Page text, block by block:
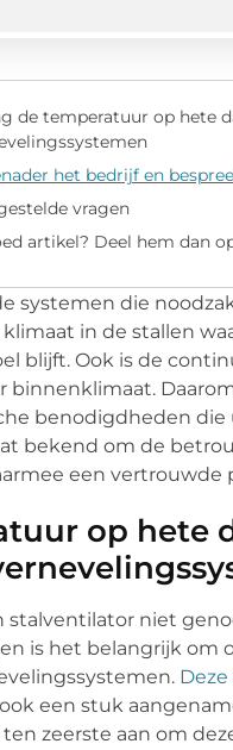
de temperatuur op hete
het bedrijf en
vragen
artikel? Deel hem dan
systemen die
in de stallen
blijft. Ook is de
binnenklimaat.
benodigdheden
bekend om de
een vertrouwde
op hete
stalventilator niet
is het belangrijk om
een stuk
zeerste aan om